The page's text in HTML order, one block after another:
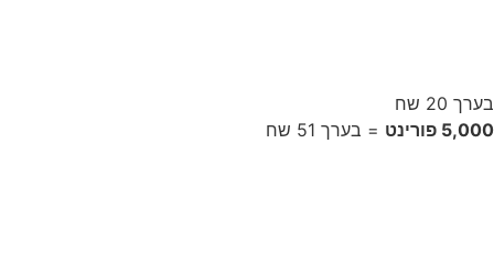
בערך 20 שח
5,000 פורינט
= בערך 51 שח